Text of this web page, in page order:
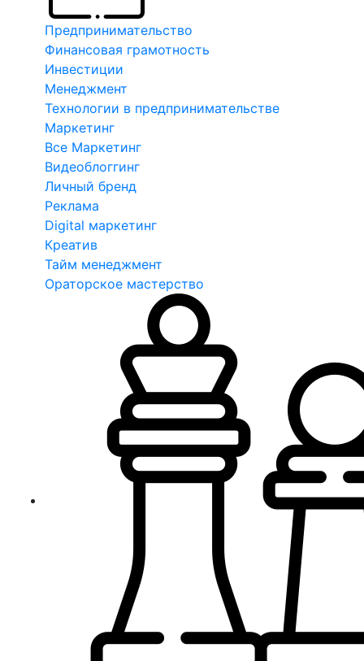
Предпринимательство
Финансовая грамотность
Инвестиции
Менеджмент
Технологии в предпринимательстве
Маркетинг
Все Маркетинг
Видеоблоггинг
Личный бренд
Реклама
Digital маркетинг
Креатив
Тайм менеджмент
Ораторское мастерство